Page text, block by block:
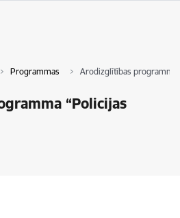
Programmas Arodizglītības programma
“Policijas